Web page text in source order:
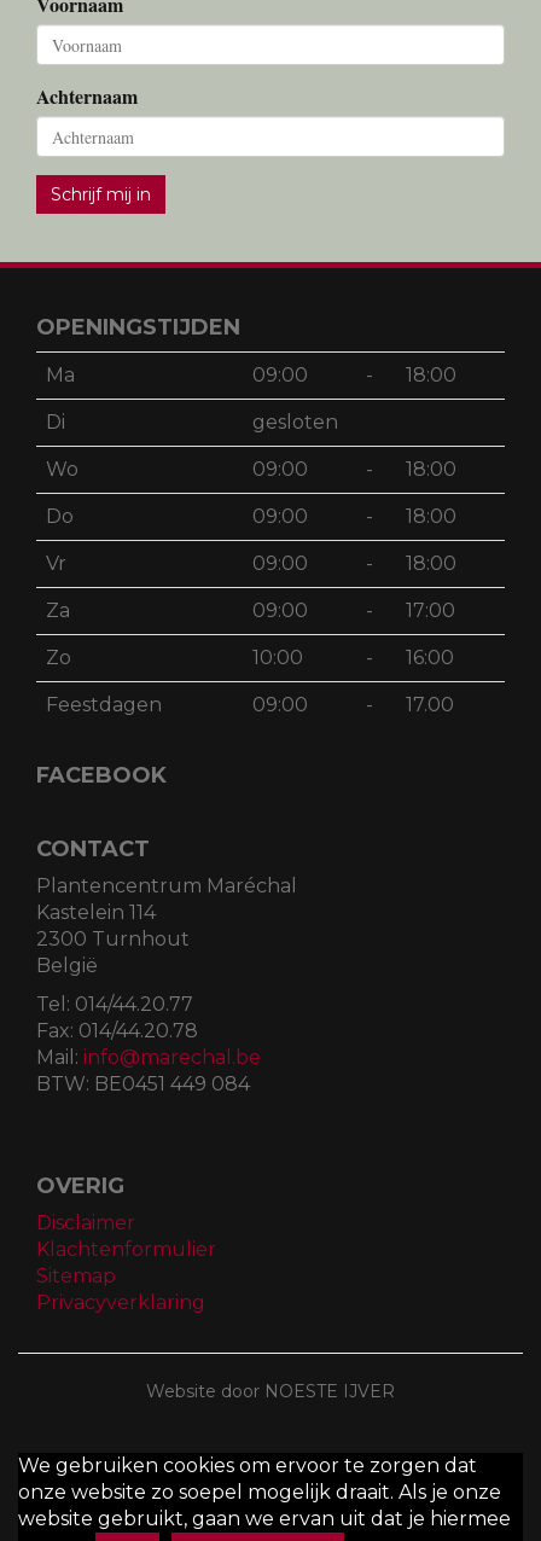
Achternaam
Schrijf mij in
OPENINGSTIJDEN
Ma 09:00 - 18:00
Di gesloten
Wo 09:00 - 18:00
Do 09:00 - 18:00
Vr 09:00 - 18:00
Za 09:00 - 17:00
Zo 10:00 - 16:00
Feestdagen 09:00 - 17.00
FACEBOOK
CONTACT
Plantencentrum Maréchal
Kastelein 114
2300 Turnhout
België
Tel: 014/44.20.77
Fax: 014/44.20.78
Mail: info@marechal.be
BTW: BE0451 449 084
OVERIG
Disclaimer
Klachtenformulier
Sitemap
Privacyverklaring
Website door NOESTE IJVER
We gebruiken cookies om ervoor te zorgen dat
onze website zo soepel mogelijk draait. Als je onze
website gebruikt, gaan we ervan uit dat je hiermee